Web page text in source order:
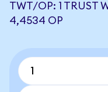
TWT/OP: 1 TRUST
4,4534 OP